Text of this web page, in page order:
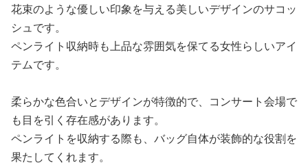
花束のような優しい印象を与える美しいデザインのサコッ
シュです。
ペンライト収納時も上品な雰囲気を保てる女性らしいアイ
テムです。
柔らかな色合いとデザインが特徴的で、コンサート会場で
も目を引く存在感があります。
ペンライトを収納する際も、バッグ自体が装飾的な役割を
果たしてくれます。